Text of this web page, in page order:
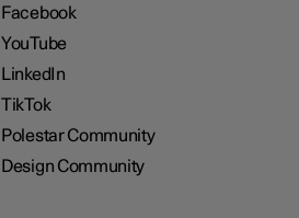
Facebook
YouTube
LinkedIn
TikTok
Polestar Community
Design Community